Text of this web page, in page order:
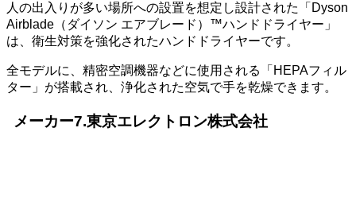
人の出入りが多い場所への設置を想定し設計された「Dyson
Airblade（ダイソン エアブレード）™ハンドドライヤー」
は、衛生対策を強化されたハンドドライヤーです。
全モデルに、精密空調機器などに使用される「HEPAフィル
ター」が搭載され、浄化された空気で手を乾燥できます。
メーカー7.東京エレクトロン株式会社